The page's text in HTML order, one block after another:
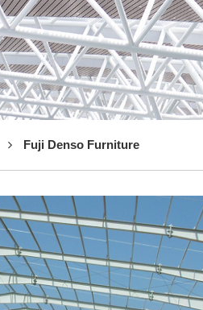
Fuji Denso Furniture